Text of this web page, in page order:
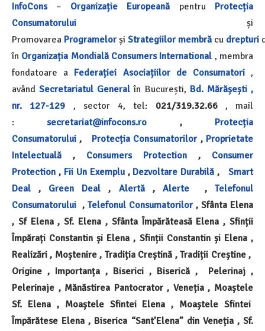
InfoCons– Organizație Europeană pentru Protecția
Consumatorului și
Promovarea Programelor și Strategiilor membră cu drepturi
în Organizația Mondială Consumers International , membra
fondatoare a Federației Asociațiilor de Consumatori,
avândSecretariatul General în București, Bd. Mărășești ,
nr. 127-129 , sector 4, tel: 021/319.32.66 , mail
:secretariat@infocons.ro , Protecția
Consumatorului , Protecția Consumatorilor , Proprietate
Intelectuală , Consumers Protection , Consumer
Protection , Fii Un Exemplu, Dezvoltare Durabilă ,Smart
Deal , Green Deal , Alertă, Alerte ,Telefonul
Consumatorului , Telefonul Consumatorilor , Sfânta Elena
, Sf Elena , Sf. Elena , Sfânta Împărăteasă Elena , Sfinții
Împărați Constantin și Elena , Sfinții Constantin și Elena ,
Realizări , Moștenire , Tradiția Creștină , Tradiții Creștine ,
Origine , Importanța , Biserici , Biserică , Pelerinaj ,
Pelerinaje , Mănăstirea Pantocrator , Veneția , Moaștele
Sf. Elena , Moaștele Sfintei Elena , Moaștele Sfintei
Împărătese Elena , Biserica “Sant’Elena” din Veneția , Sf.